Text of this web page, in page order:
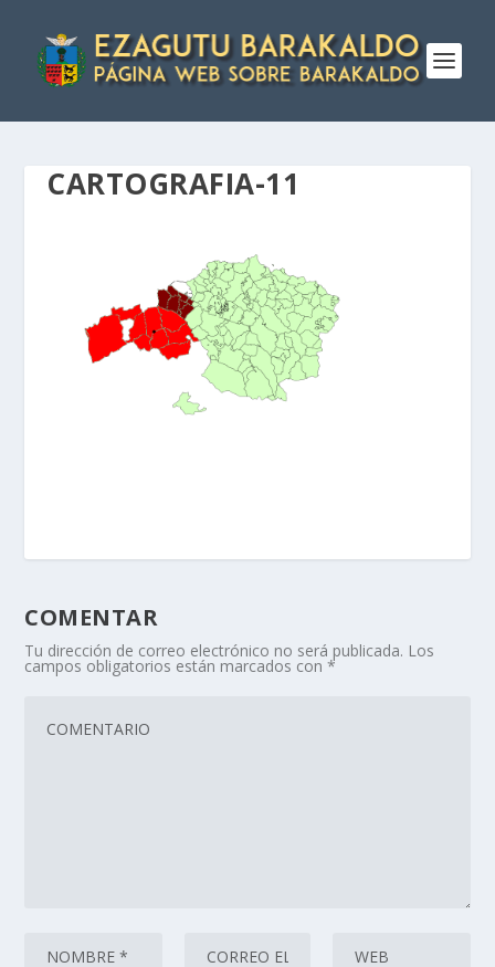
CARTOGRAFIA-11
COMENTAR
Tu dirección de correo electrónico no será publicada. Los
campos obligatorios están marcados con*